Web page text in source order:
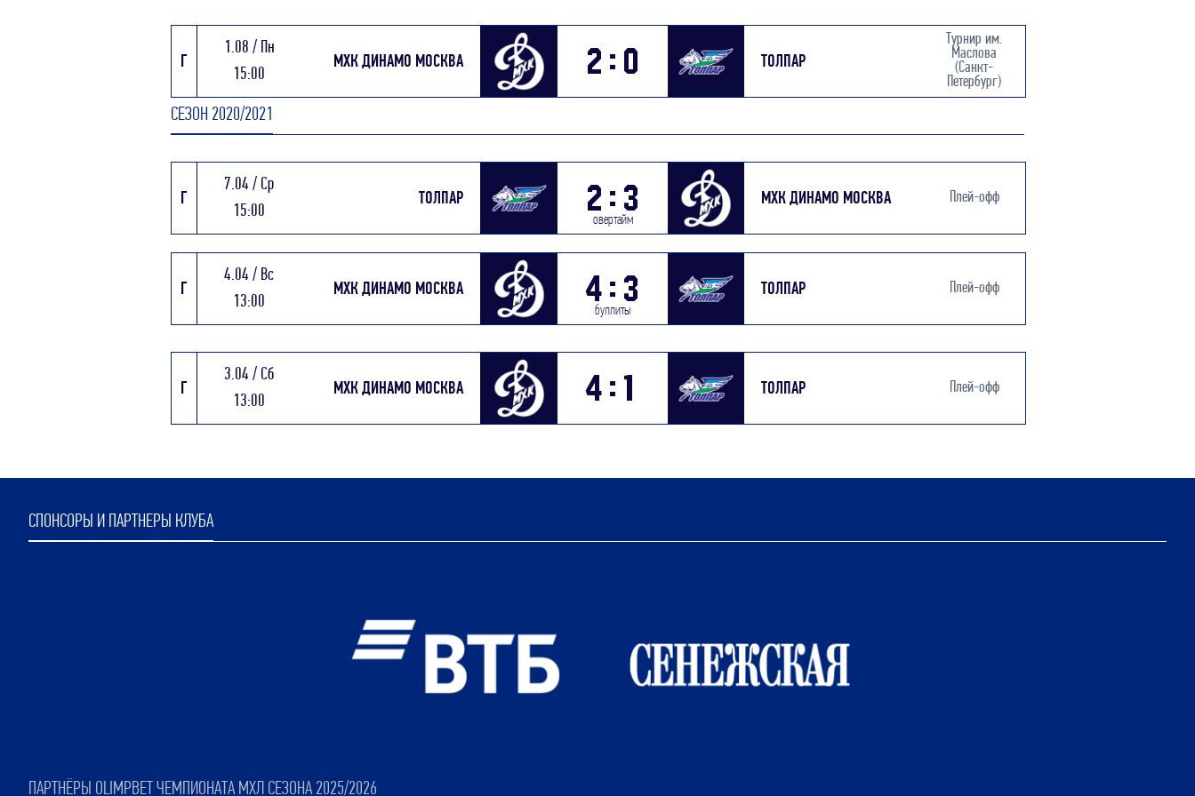
Г
1.08 / Пн
15:00
МХК ДИНАМО МОСКВА 2 : 0 ТОЛПАР
Турнир им.
Маслова
(Санкт-
Петербург)
СЕЗОН 2020/2021
Г
7.04 / Ср
15:00
ТОЛПАР 2 : 3
овертайм
МХК ДИНАМО МОСКВА Плей-офф
Г
4.04 / Вс
13:00
МХК ДИНАМО МОСКВА 4 : 3
буллиты
ТОЛПАР Плей-офф
Г
3.04 / Сб
13:00
МХК ДИНАМО МОСКВА 4 : 1 ТОЛПАР Плей-офф
СПОНСОРЫ И ПАРТНЕРЫ КЛУБА
ПАРТНЁРЫ OLIMPBET ЧЕМПИОНАТА МХЛ СЕЗОНА 2025/2026